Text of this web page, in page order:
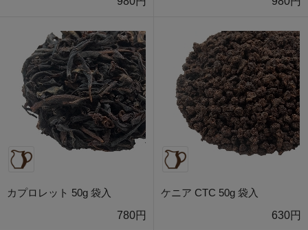
カプロレット 50g 袋入
780円
ケニア CTC 50g 袋入
630円